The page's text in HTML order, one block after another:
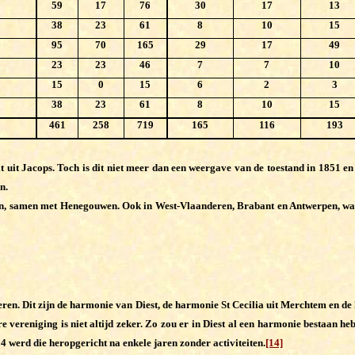
59 17 76 30 17
13
38
23 61 8 10
15
95
70 165 29 17
49
23
23 46 7 7
10
15
0 15 6 2
3
38
23 61 8 10
15
461
258 719 165 116 193
Jacops. Toch is dit niet meer dan een weergave van de toestand in 1851
met Henegouwen. Ook in West-Vlaanderen, Brabant en Antwerpen,
Dit zijn de harmonie van Diest, de harmonie St Cecilia uit Merchtem en
is niet altijd zeker. Zo zou er in Diest al een harmonie bestaan
werd die heropgericht na enkele jaren zonder activiteiten.[14]